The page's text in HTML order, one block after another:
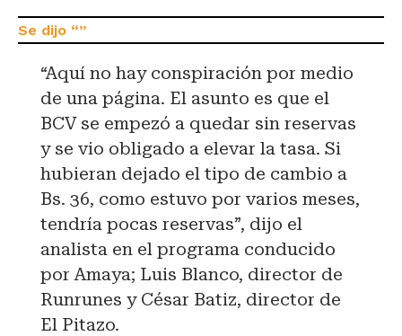
“Aquí no hay conspiración por medio
de una página. El asunto es que el
BCV se empezó a quedar sin reservas
y se vio obligado a elevar la tasa. Si
hubieran dejado el tipo de cambio a
Bs. 36, como estuvo por varios meses,
tendría pocas reservas”, dijo el
analista en el programa conducido
por Amaya; Luis Blanco, director de
Runrunes y César Batiz, director de
El Pitazo.